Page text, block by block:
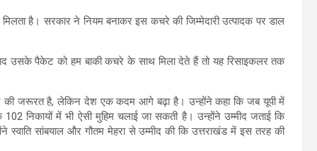
है। सरकार ने नियम बनाकर इस कचरे की जिम्मेदारी उत्पादक पर डाल
उसके पैकेट को हम बाकी कचरे के साथ मिला देते हैं तो यह रिसाइकलर तक
जरूरत है, लेकिन देश एक कदम आगे बढ़ा है। उन्होंने कहा कि जब यूपी में
निकायों में भी ऐसी मुहिम चलाई जा सकती है। उन्होंने उम्मीद जताई कि
स्वाति सांबयाल और गौतम मेहरा से उम्मीद की कि उत्तराखंड में इस तरह की